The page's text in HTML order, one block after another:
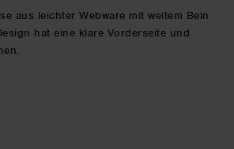
aus leichter Webware mit weitem Bein
hat eine klare Vorderseite und